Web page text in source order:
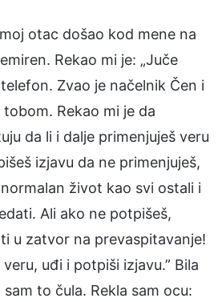
otac došao kod mene na
Rekao mi je: „Juče
Zvao je načelnik Čen i
Rekao mi je da
da li i dalje primenjuješ veru
izjavu da ne primenjuješ,
život kao svi ostali i
Ali ako ne potpišeš,
u zatvor na prevaspitavanje!
uđi i potpiši izjavu.” Bila
to čula. Rekla sam ocu: